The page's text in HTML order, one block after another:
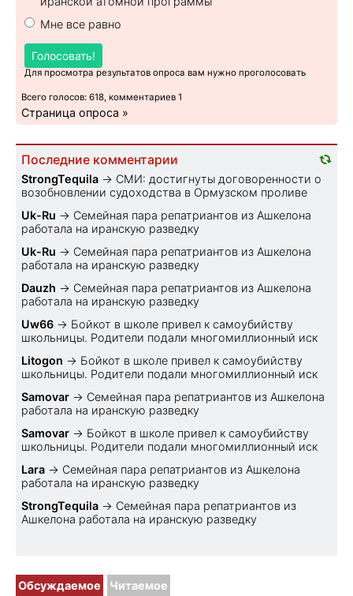
Мне все равно
Голосовать!
Для просмотра результатов опроса вам нужно проголосовать
Всего голосов: 618, комментариев 1
Страница опроса »
Последние комментарии
StrongTequila → СМИ: достигнуты договоренности о
возобновлении судоходства в Ормузском проливе
Uk-Ru → Семейная пара репатриантов из Ашкелона
работала на иранскую разведку
Uk-Ru → Семейная пара репатриантов из Ашкелона
работала на иранскую разведку
Dauzh → Семейная пара репатриантов из Ашкелона
работала на иранскую разведку
Uw66 → Бойкот в школе привел к самоубийству
школьницы. Родители подали многомиллионный иск
Litogon → Бойкот в школе привел к самоубийству
школьницы. Родители подали многомиллионный иск
Samovar → Семейная пара репатриантов из Ашкелона
работала на иранскую разведку
Samovar → Бойкот в школе привел к самоубийству
школьницы. Родители подали многомиллионный иск
Lara → Семейная пара репатриантов из Ашкелона
работала на иранскую разведку
StrongTequila → Семейная пара репатриантов из
Ашкелона работала на иранскую разведку
Обсуждаемое Читаемое